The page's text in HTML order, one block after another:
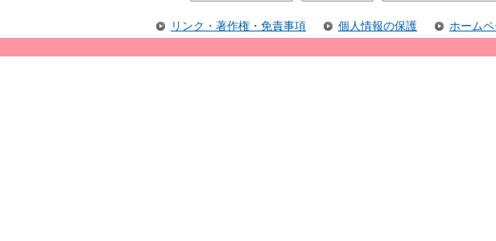
リンク・著作権・免責事項 個人情報の保護 ホーム